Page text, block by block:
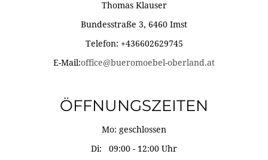
Thomas Klauser
Bundesstraße 3, 6460 Imst
Telefon: +436602629745
E-Mail:office@bueromoebel-oberland.at
ÖFFNUNGSZEITEN
Mo: geschlossen
Di: 09:00 - 12:00 Uhr